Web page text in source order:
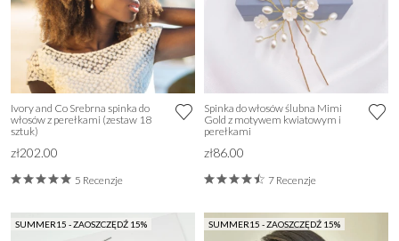
Ivory and Co Srebrna spinka do
włosów z perełkami (zestaw 18
sztuk)
zł202.00
5 Recenzje
Spinka do włosów ślubna Mimi
Gold z motywem kwiatowym i
perełkami
zł86.00
7 Recenzje
SUMMER15 - ZAOSZCZĘDŹ 15% SUMMER15 - ZAOSZCZĘDŹ 15%